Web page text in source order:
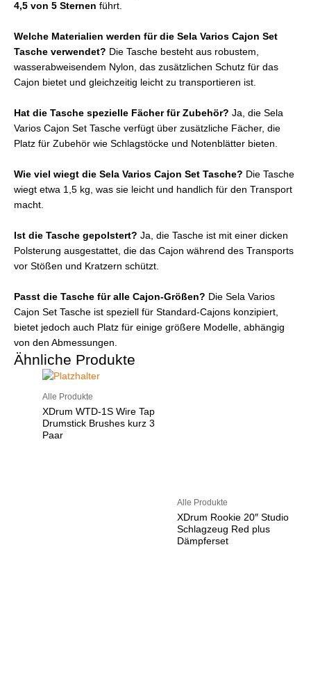
4,5 von 5 Sternen führt.
Welche Materialien werden für die Sela Varios Cajon Set
Tasche verwendet? Die Tasche besteht aus robustem,
wasserabweisendem Nylon, das zusätzlichen Schutz für das
Cajon bietet und gleichzeitig leicht zu transportieren ist.
Hat die Tasche spezielle Fächer für Zubehör? Ja, die Sela
Varios Cajon Set Tasche verfügt über zusätzliche Fächer, die
Platz für Zubehör wie Schlagstöcke und Notenblätter bieten.
Wie viel wiegt die Sela Varios Cajon Set Tasche? Die Tasche
wiegt etwa 1,5 kg, was sie leicht und handlich für den Transport
macht.
Ist die Tasche gepolstert? Ja, die Tasche ist mit einer dicken
Polsterung ausgestattet, die das Cajon während des Transports
vor Stößen und Kratzern schützt.
Passt die Tasche für alle Cajon-Größen? Die Sela Varios
Cajon Set Tasche ist speziell für Standard-Cajons konzipiert,
bietet jedoch auch Platz für einige größere Modelle, abhängig
von den Abmessungen.
Ähnliche Produkte
Alle Produkte
XDrum WTD-1S Wire Tap
Drumstick Brushes kurz 3
Paar
Alle Produkte
XDrum Rookie 20″ Studio
Schlagzeug Red plus
Dämpferset